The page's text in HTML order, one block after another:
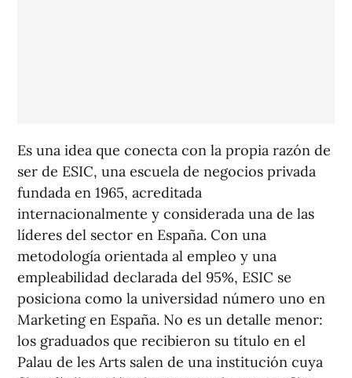
Es una idea que conecta con la propia razón de
ser de ESIC, una escuela de negocios privada
fundada en 1965, acreditada
internacionalmente y considerada una de las
líderes del sector en España. Con una
metodología orientada al empleo y una
empleabilidad declarada del 95%, ESIC se
posiciona como la universidad número uno en
Marketing en España. No es un detalle menor:
los graduados que recibieron su título en el
Palau de les Arts salen de una institución cuya